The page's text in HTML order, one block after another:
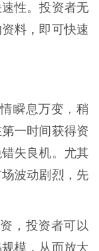
性。投资者无
料，即可快速
瞬息万变，稍
一时间获得资
失良机。尤其
波动剧烈，先
，投资者可以
模，从而放大